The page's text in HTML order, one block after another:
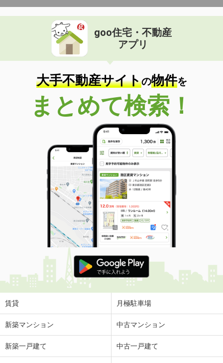
goo住宅・不動産
アプリ
大手不動産サイトの物件を
まとめて検索！
賃貸 月極駐車場
新築マンション 中古マンション
新築一戸建て 中古一戸建て